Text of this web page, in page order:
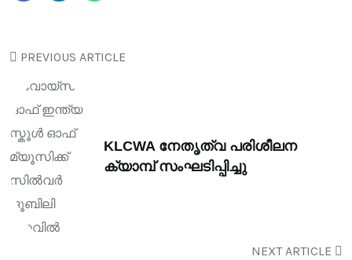
PREVIOUS ARTICLE
KLCWA നേതൃത്വ പരിശീലന
ക്യാമ്പ് സംഘടിപ്പിച്ചു
NEXT ARTICLE